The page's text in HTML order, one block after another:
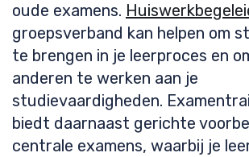
oude examens.
groepsverband kan helpen om
te brengen in je leerproces en
anderen te werken aan je
studievaardigheden.
biedt daarnaast gerichte
centrale examens, waarbij je